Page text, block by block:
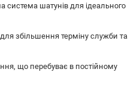
система шатунів для ідеального
збільшення терміну служби та
що перебуває в постійному